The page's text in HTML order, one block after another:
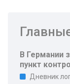
В Германии
пункт
Дневник